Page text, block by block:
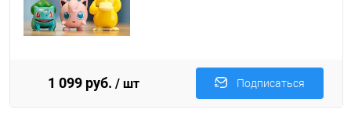
1 099 руб. / шт Подписаться